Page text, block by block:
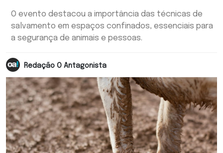
O evento destacou a importância das técnicas de
salvamento em espaços confinados, essenciais para
a segurança de animais e pessoas.
Redação O Antagonista